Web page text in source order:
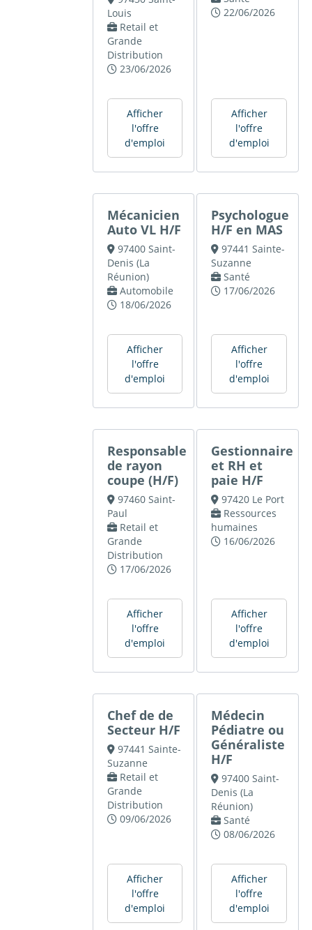
Louis
Retail et
Grande
Distribution
23/06/2026
Afficher
l'offre
d'emploi
22/06/2026
Afficher
l'offre
d'emploi
Mécanicien
Auto VL H/F
97400 Saint-
Denis (La
Réunion)
Automobile
18/06/2026
Afficher
l'offre
d'emploi
Psychologue
H/F en MAS
97441 Sainte-
Suzanne
Santé
17/06/2026
Afficher
l'offre
d'emploi
Responsable
de rayon
coupe (H/F)
97460 Saint-
Paul
Retail et
Grande
Distribution
17/06/2026
Afficher
l'offre
d'emploi
Gestionnaire
et RH et
paie H/F
97420 Le Port
Ressources
humaines
16/06/2026
Afficher
l'offre
d'emploi
Chef de de
Secteur H/F
97441 Sainte-
Suzanne
Retail et
Grande
Distribution
09/06/2026
Afficher
l'offre
d'emploi
Médecin
Pédiatre ou
Généraliste
H/F
97400 Saint-
Denis (La
Réunion)
Santé
08/06/2026
Afficher
l'offre
d'emploi